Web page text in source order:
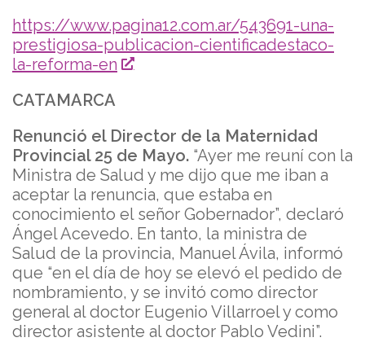
https://www.pagina12.com.ar/543691-una-
prestigiosa-publicacion-cientificadestaco-
la-reforma-en
CATAMARCA
Renunció el Director de la Maternidad
Provincial 25 de Mayo. “Ayer me reuní con la
Ministra de Salud y me dijo que me iban a
aceptar la renuncia, que estaba en
conocimiento el señor Gobernador”, declaró
Ángel Acevedo. En tanto, la ministra de
Salud de la provincia, Manuel Ávila, informó
que “en el día de hoy se elevó el pedido de
nombramiento, y se invitó como director
general al doctor Eugenio Villarroel y como
director asistente al doctor Pablo Vedini”.